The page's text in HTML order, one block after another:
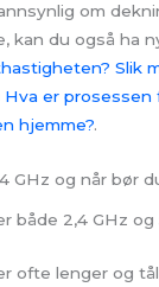
om
kan du også ha
Slik
Hva er prosessen
hjemme?.
GHz og når bør
både 2,4 GHz og
ofte lenger og